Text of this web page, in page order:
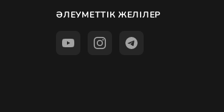
ӘЛЕУМЕТТІК ЖЕЛІЛЕР